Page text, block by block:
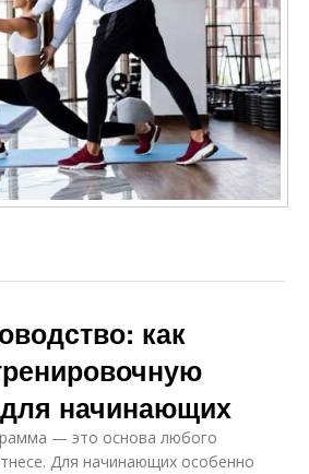
как
начинающих
— это основа любого
Для начинающих особенно